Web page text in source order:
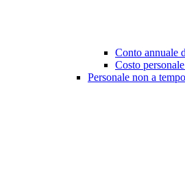
Conto annuale
Costo
Personale non a